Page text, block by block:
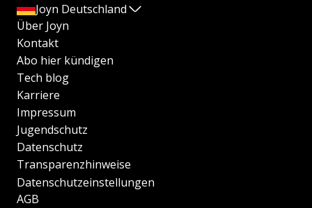
Joyn Deutschland
Über Joyn
Kontakt
Abo hier kündigen
Tech blog
Karriere
Impressum
Jugendschutz
Datenschutz
Transparenzhinweise
Datenschutzeinstellungen
AGB